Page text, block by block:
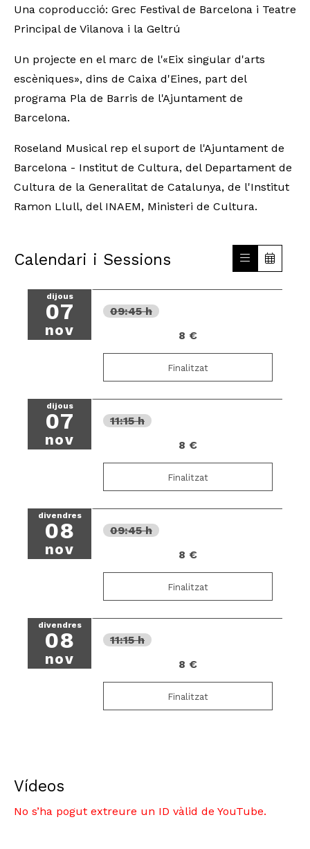
Una coproducció: Grec Festival de Barcelona i Teatre
Principal de Vilanova i la Geltrú
Un projecte en el marc de l'«Eix singular d'arts
escèniques», dins de Caixa d'Eines, part del
programa Pla de Barris de l'Ajuntament de
Barcelona.
Roseland Musical rep el suport de l'Ajuntament de
Barcelona - Institut de Cultura, del Departament de
Cultura de la Generalitat de Catalunya, de l'Institut
Ramon Llull, del INAEM, Ministeri de Cultura.
Calendari i Sessions
dijous
07
nov
09:45 h
8 €
Finalitzat
dijous
07
nov
11:15 h
8 €
Finalitzat
divendres
08
nov
09:45 h
8 €
Finalitzat
divendres
08
nov
11:15 h
8 €
Finalitzat
Vídeos
No s’ha pogut extreure un ID vàlid de YouTube.